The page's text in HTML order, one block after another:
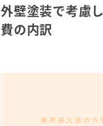
外壁塗装で考慮
費の内訳